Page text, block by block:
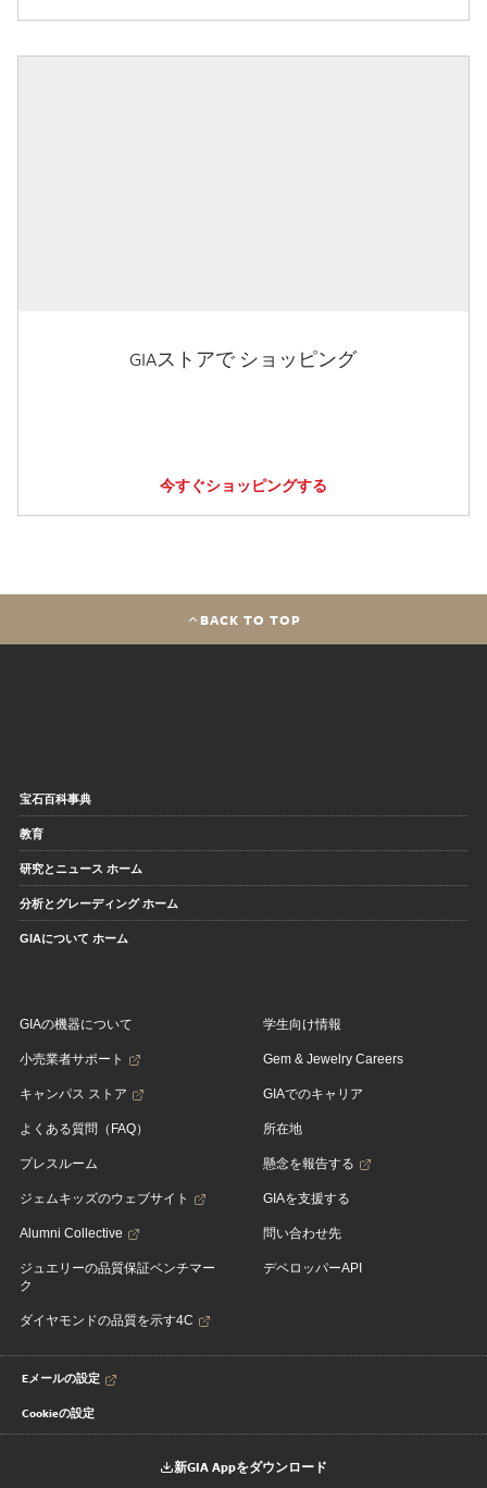
GIAストアで ショッピング
今すぐショッピングする
BACK TO TOP
宝石百科事典
教育
研究とニュース ホーム
分析とグレーディング ホーム
GIAについて ホーム
GIAの機器について
小売業者サポート
キャンパス ストア
よくある質問（FAQ）
プレスルーム
ジェムキッズのウェブサイト
Alumni Collective
ジュエリーの品質保証ベンチマー
ク
ダイヤモンドの品質を示す4C
学生向け情報
Gem & Jewelry Careers
GIAでのキャリア
所在地
懸念を報告する
GIAを支援する
問い合わせ先
デベロッパーAPI
Eメールの設定
Cookieの設定
新GIA Appをダウンロード